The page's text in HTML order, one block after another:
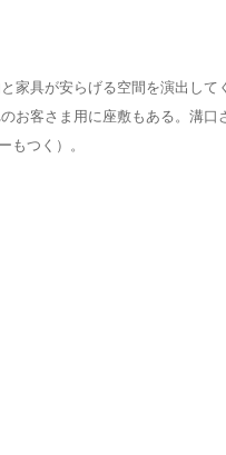
家具が安らげる空間を演出して
お客さま用に座敷もある。溝口
もつく）。